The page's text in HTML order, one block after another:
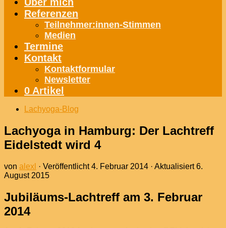
Referenzen
Teilnehmer:innen-Stimmen
Medien
Termine
Kontakt
Kontaktformular
Newsletter
0 Artikel
Lachyoga-Blog
Lachyoga in Hamburg: Der Lachtreff
Eidelstedt wird 4
von alexl · Veröffentlicht4. Februar 2014 · Aktualisiert6.
August 2015
Jubiläums-Lachtreff am 3. Februar
2014